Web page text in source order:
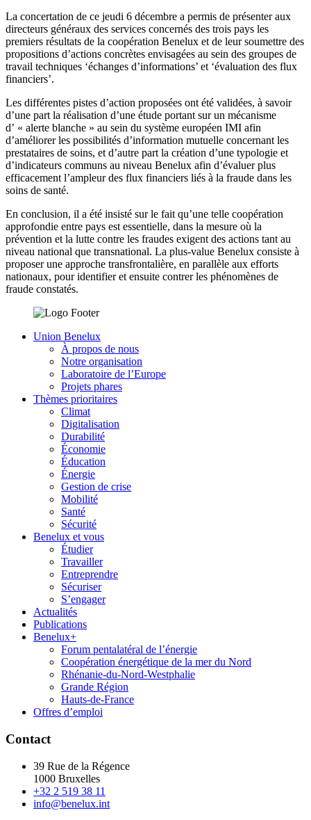
La concertation de ce jeudi 6 décembre a permis de présenter aux
directeurs généraux des services concernés des trois pays les
premiers résultats de la coopération Benelux et de leur soumettre des
propositions d’actions concrètes envisagées au sein des groupes de
travail techniques ‘échanges d’informations’ et ‘évaluation des flux
financiers’.
Les différentes pistes d’action proposées ont été validées, à savoir
d’une part la réalisation d’une étude portant sur un mécanisme
d’ « alerte blanche » au sein du système européen IMI afin
d’améliorer les possibilités d’information mutuelle concernant les
prestataires de soins, et d’autre part la création d’une typologie et
d’indicateurs communs au niveau Benelux afin d’évaluer plus
efficacement l’ampleur des flux financiers liés à la fraude dans les
soins de santé.
En conclusion, il a été insisté sur le fait qu’une telle coopération
approfondie entre pays est essentielle, dans la mesure où la
prévention et la lutte contre les fraudes exigent des actions tant au
niveau national que transnational. La plus-value Benelux consiste à
proposer une approche transfrontalière, en parallèle aux efforts
nationaux, pour identifier et ensuite contrer les phénomènes de
fraude constatés.
Union Benelux
À propos de nous
Notre organisation
Laboratoire de l’Europe
Projets phares
Thèmes prioritaires
Climat
Digitalisation
Durabilité
Économie
Éducation
Énergie
Gestion de crise
Mobilité
Santé
Sécurité
Benelux et vous
Étudier
Travailler
Entreprendre
Sécuriser
S’engager
Actualités
Publications
Benelux+
Forum pentalatéral de l’énergie
Coopération énergétique de la mer du Nord
Rhénanie-du-Nord-Westphalie
Grande Région
Hauts-de-France
Offres d’emploi
Contact
39 Rue de la Régence
1000 Bruxelles
+32 2 519 38 11
info@benelux.int